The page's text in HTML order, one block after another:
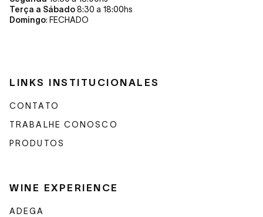
Terça a Sábado8:30 a 18:00hs
Domingo: FECHADO
LINKS INSTITUCIONALES
CONTATO
TRABALHE CONOSCO
PRODUTOS
WINE EXPERIENCE
ADEGA